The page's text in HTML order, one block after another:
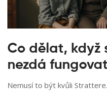
Co dělat, když
nezdá
Nemusí to být kvůli Strattere.